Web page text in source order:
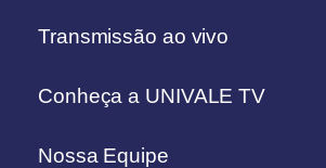
Transmissão ao vivo
Conheça a UNIVALE TV
Nossa Equipe